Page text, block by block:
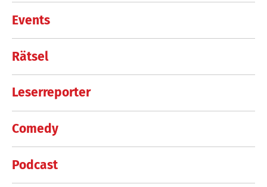
Events
Rätsel
Leserreporter
Comedy
Podcast